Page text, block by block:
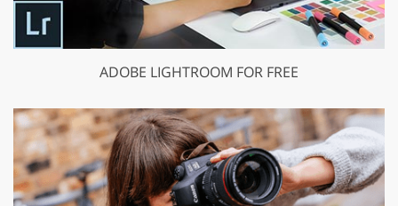
ADOBE LIGHTROOM FOR FREE